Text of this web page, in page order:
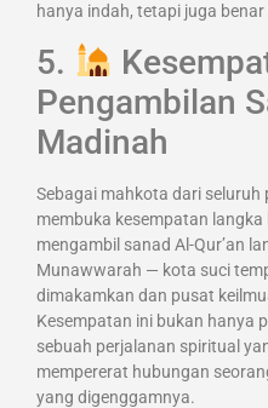
hanya indah, tetapi juga
5.
Pengambilan
Madinah
Sebagai mahkota dari seluruh
membuka kesempatan
mengambil sanad Al-Qur’an
Munawwarah — kota suci
dimakamkan dan pusat
Kesempatan ini bukan hanya
sebuah perjalanan spiritual
mempererat hubungan
yang digenggamnya.